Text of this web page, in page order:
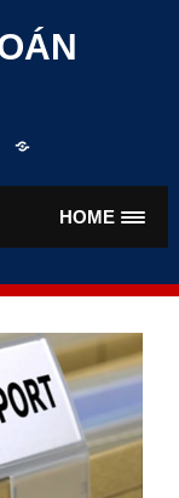
HIỂM
HOME